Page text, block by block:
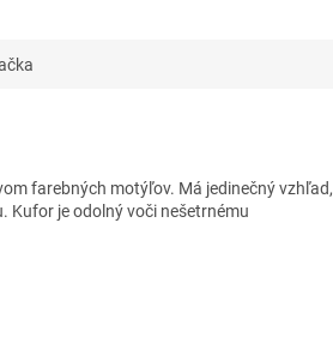
farebných motýľov. Má jedinečný vzhľad,
Kufor je odolný voči nešetrnému